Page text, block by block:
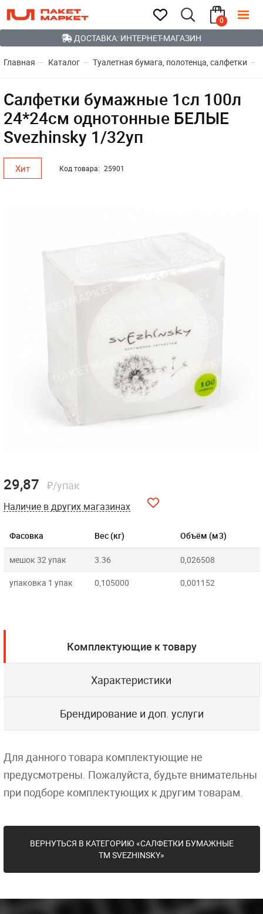
0
ДОСТАВКА: ИНТЕРНЕТ-МАГАЗИН
Главная Каталог Туалетная бумага, полотенца, салфетки
Салфетки бумажные 1сл 100л
24*24см однотонные БЕЛЫЕ
Svezhinsky 1/32уп
Хит Код товара: 25901
Фасовка Вес (кг) Объём (м3)
мешок 32 упак 3.36 0,026508
упаковка 1 упак 0,105000 0,001152
29,87 ₽/упак
Наличие в других магазинах
Комплектующие к товару
Характеристики
Брендирование и доп. услуги
Для данного товара комплектующие не
предусмотрены. Пожалуйста, будьте внимательны
при подборе комплектующих к другим товарам.
ВЕРНУТЬСЯ В КАТЕГОРИЮ «САЛФЕТКИ БУМАЖНЫЕ
ТМ SVЕZHINSKY»